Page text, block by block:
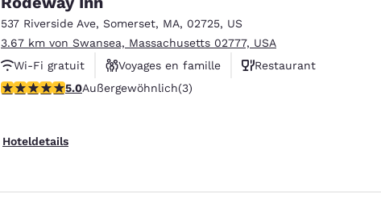
537 Riverside Ave, Somerset, MA, 02725, US
3.67 km von Swansea, Massachusetts 02777, USA
Wi-Fi gratuit
Voyages en famille
Restaurant
5-Sterne-Bewertung. Außergewöhnlich. 3 Bewertungen
5.0Außergewöhnlich(3)
Hoteldetails